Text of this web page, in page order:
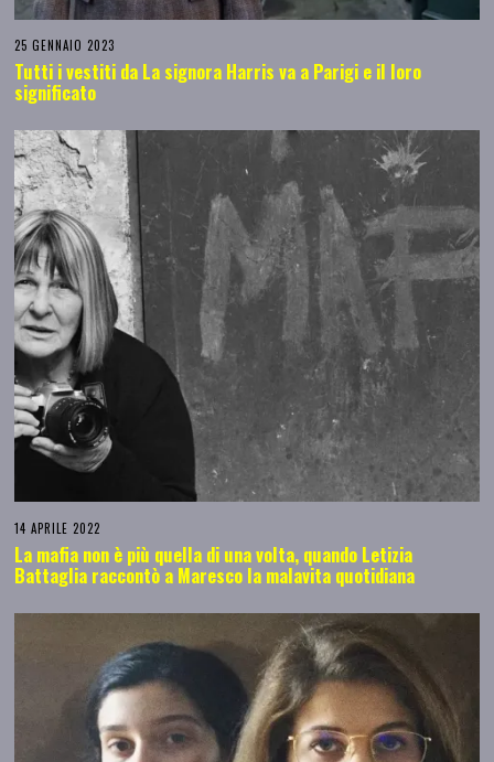
25 GENNAIO 2023
Tutti i vestiti da La signora Harris va a Parigi e il loro
significato
14 APRILE 2022
La mafia non è più quella di una volta, quando Letizia
Battaglia raccontò a Maresco la malavita quotidiana